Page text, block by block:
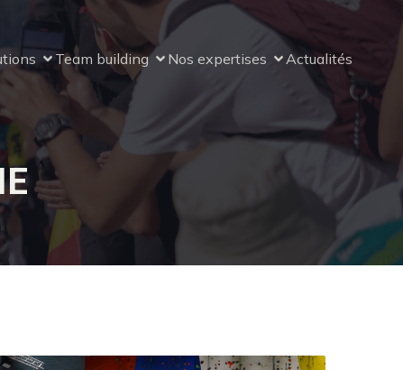
Team building Nos expertises Actualités